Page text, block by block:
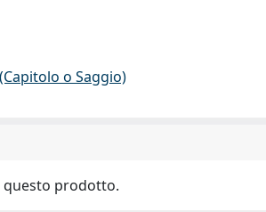
o Saggio)
questo prodotto.